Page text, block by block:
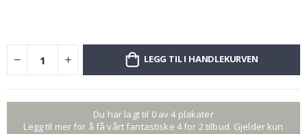
LEGG TIL I HANDLEKURVEN
Du har lagt til 0 av 4 plakater
Legg til mer for å få vårt fantastiske 4 for 2 tilbud. Gjelder kun